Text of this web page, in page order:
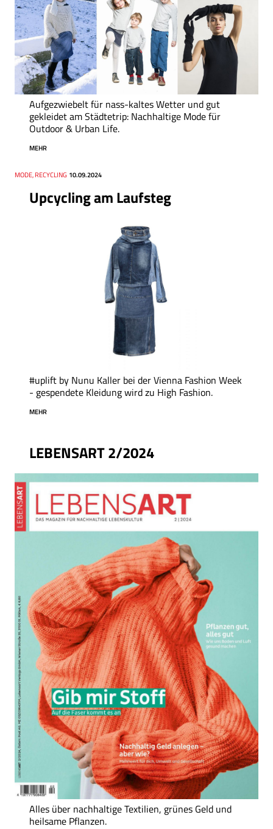
Aufgezwiebelt für nass-kaltes Wetter und gut
gekleidet am Städtetrip: Nachhaltige Mode für
Outdoor & Urban Life.
MEHR
Upcycling am Laufsteg
Thema
MODE, RECYCLING
Datum 10.09.2024
#uplift by Nunu Kaller bei der Vienna Fashion Week
- gespendete Kleidung wird zu High Fashion.
MEHR
LEBENSART 2/2024
Alles über nachhaltige Textilien, grünes Geld und
heilsame Pflanzen.